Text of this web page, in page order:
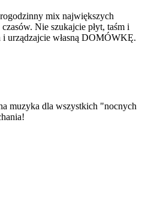
mix największych
Nie szukajcie płyt, taśm i
urządzajcie własną DOMÓWKĘ.
muzyka dla wszystkich "nocnych